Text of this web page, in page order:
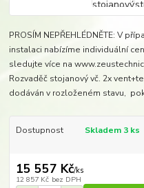
PROSÍM NEPŘEHLÉDNĚTE: V
instalaci nabízíme individuální
sledujte více na
Rozvaděč stojanový vč. 2x
dodáván v rozloženém stavu,
Dostupnost Skladem 3 ks
15 557 Kč/ks
12 857 Kč bez DPH